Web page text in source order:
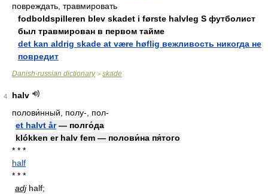
повреждать, травмировать
fodboldspilleren blev skadet i første halvleg S футболист
был травмирован в первом тайме
det kan aldrig skade at være høflig вежливость никогда не
повредит
Danish-russian dictionary> skade
4
halv
полови́нный, полу-, пол-
et halvt år— полго́да
klókken er halv fem — полови́на пя́того
* * *
half
* * *
adjhalf;